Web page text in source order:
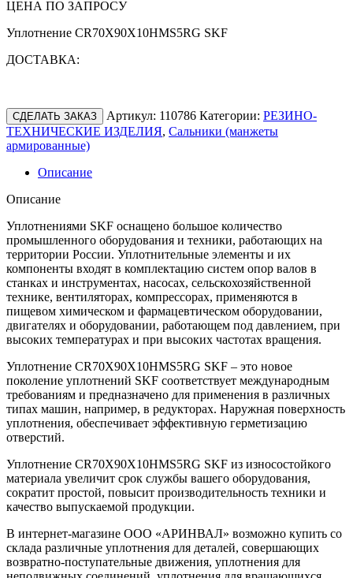
ЦЕНА ПО ЗАПРОСУ
Уплотнение CR70X90X10HMS5RG SKF
ДОСТАВКА:
СДЕЛАТЬ ЗАКАЗ Артикул: 110786 Категории: РЕЗИНО-
ТЕХНИЧЕСКИЕ ИЗДЕЛИЯ, Сальники (манжеты
армированные)
Описание
Описание
Уплотнениями SKF оснащено большое количество
промышленного оборудования и техники, работающих на
территории России. Уплотнительные элементы и их
компоненты входят в комплектацию систем опор валов в
станках и инструментах, насосах, сельскохозяйственной
технике, вентиляторах, компрессорах, применяются в
пищевом химическом и фармацевтическом оборудовании,
двигателях и оборудовании, работающем под давлением, при
высоких температурах и при высоких частотах вращения.
Уплотнение CR70X90X10HMS5RG SKF – это новое
поколение уплотнений SKF соответствует международным
требованиям и предназначено для применения в различных
типах машин, например, в редукторах. Наружная поверхность
уплотнения, обеспечивает эффективную герметизацию
отверстий.
Уплотнение CR70X90X10HMS5RG SKF из износостойкого
материала увеличит срок службы вашего оборудования,
сократит простой, повысит производительность техники и
качество выпускаемой продукции.
В интернет-магазине ООО «АРИНВАЛ» возможно купить со
склада различные уплотнения для деталей, совершающих
возвратно-поступательные движения, уплотнения для